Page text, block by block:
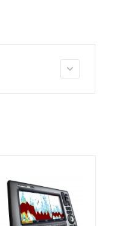
10.7-32 вольт
(12/24V)
Размеры, мм